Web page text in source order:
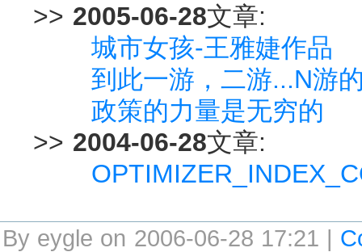
>> 2005-06-28文章:
城市女孩-王雅婕作品
到此一游，二游...N游
政策的力量是无穷的
>> 2004-06-28文章:
By eygle on 2006-06-28 17:21 |